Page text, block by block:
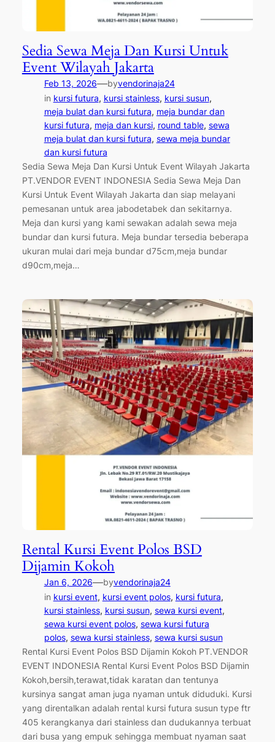
Sedia Sewa Meja Dan Kursi Untuk
Event Wilayah Jakarta
Feb 13, 2026—byvendorinaja24
in kursi futura, kursi stainless, kursi susun
meja bulat dan kursi futura, meja bundar dan
kursi futura, meja dan kursi, round table, sewa
meja bulat dan kursi futura, sewa meja bundar
dan kursi futura
Sedia Sewa Meja Dan Kursi Untuk Event Wilayah Jakarta
PT.VENDOR EVENT INDONESIA Sedia Sewa Meja Dan
Kursi Untuk Event Wilayah Jakarta dan siap melayani
pemesanan untuk area jabodetabek dan sekitarnya.
Meja dan kursi yang kami sewakan adalah sewa meja
bundar dan kursi futura. Meja bundar tersedia beberapa
ukuran mulai dari meja bundar d75cm,meja bundar
d90cm,meja…
Rental Kursi Event Polos BSD
Dijamin Kokoh
Jan 6, 2026—byvendorinaja24
in kursi event, kursi event polos, kursi futura
kursi stainless, kursi susun, sewa kursi event
sewa kursi event polos, sewa kursi futura
polos, sewa kursi stainless, sewa kursi susun
Rental Kursi Event Polos BSD Dijamin Kokoh PT.VENDOR
EVENT INDONESIA Rental Kursi Event Polos BSD Dijamin
Kokoh,bersih,terawat,tidak karatan dan tentunya
kursinya sangat aman juga nyaman untuk diduduki. Kursi
yang direntalkan adalah rental kursi futura susun type ftr
405 kerangkanya dari stainless dan dudukannya terbuat
dari busa yang empuk sehingga membuat nyaman saat